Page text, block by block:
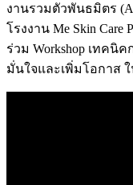
งานรวมตัวพันธมิตร
โรงงาน Me Skin
ร่วม Workshop เทคนิ
มั่นใจและเพิ่มโอกาส